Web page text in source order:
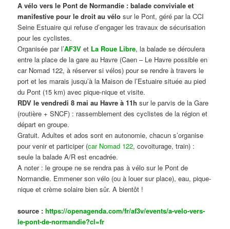
A vélo vers le Pont de Normandie : balade conviviale et
manifestive pour le droit au vélo sur le Pont, géré par la CCI
Seine Estuaire qui refuse d’engager les travaux de sécurisation
pour les cyclistes.
Organisée par l’AF3V et La Roue Libre, la balade se déroulera
entre la place de la gare au Havre (Caen – Le Havre possible en
car Nomad 122, à réserver si vélos) pour se rendre à travers le
port et les marais jusqu’à la Maison de l’Estuaire située au pied
du Pont (15 km) avec pique-nique et visite.
RDV le vendredi 8 mai au Havre à 11h sur le parvis de la Gare
(routière + SNCF) : rassemblement des cyclistes de la région et
départ en groupe.
Gratuit. Adultes et ados sont en autonomie, chacun s’organise
pour venir et participer (car Nomad 122, covoiturage, train) :
seule la balade A/R est encadrée.
A noter : le groupe ne se rendra pas à vélo sur le Pont de
Normandie. Emmener son vélo (ou à louer sur place), eau, pique-
nique et crème solaire bien sûr. A bientôt !
source :https://openagenda.com/fr/af3v/events/a-velo-vers-
le-pont-de-normandie?cl=fr